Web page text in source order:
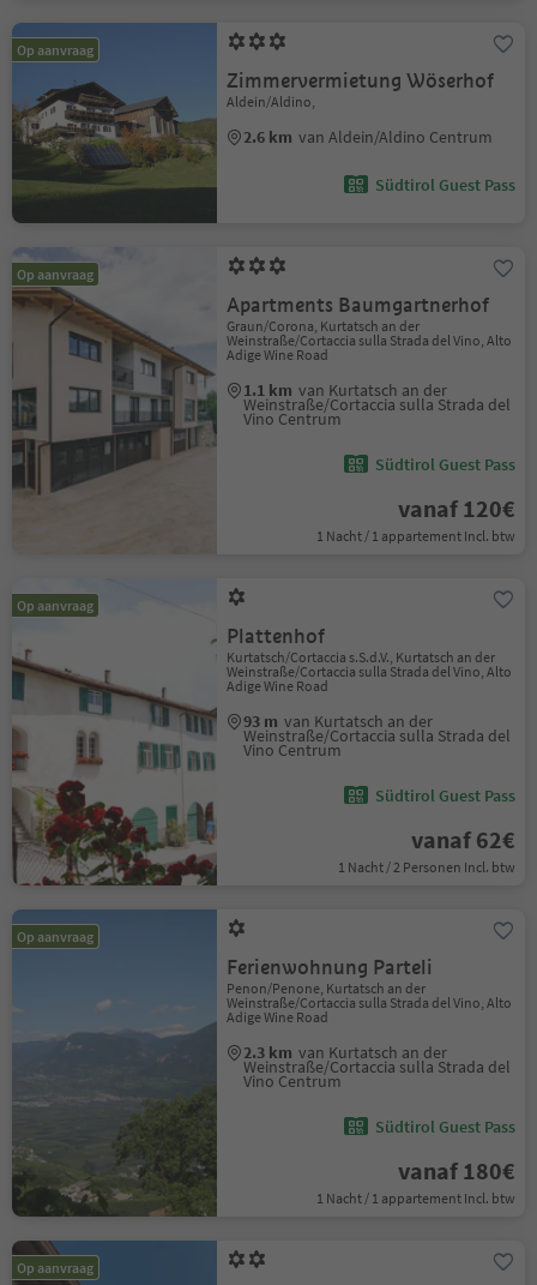
Op aanvraag
Zimmervermietung Wöserhof
Aldein/Aldino,
2.6 km van Aldein/Aldino Centrum
Südtirol Guest Pass
Op aanvraag
Apartments Baumgartnerhof
Graun/Corona, Kurtatsch an der
Weinstraße/Cortaccia sulla Strada del Vino, Alto
Adige Wine Road
1.1 km van Kurtatsch an der
Weinstraße/Cortaccia sulla Strada del
Vino Centrum
Südtirol Guest Pass
vanaf 120€
1 Nacht / 1 appartement Incl. btw
Op aanvraag
Plattenhof
Kurtatsch/Cortaccia s.S.d.V., Kurtatsch an der
Weinstraße/Cortaccia sulla Strada del Vino, Alto
Adige Wine Road
93 m van Kurtatsch an der
Weinstraße/Cortaccia sulla Strada del
Vino Centrum
Südtirol Guest Pass
vanaf 62€
1 Nacht / 2 Personen Incl. btw
Op aanvraag
Ferienwohnung Parteli
Penon/Penone, Kurtatsch an der
Weinstraße/Cortaccia sulla Strada del Vino, Alto
Adige Wine Road
2.3 km van Kurtatsch an der
Weinstraße/Cortaccia sulla Strada del
Vino Centrum
Südtirol Guest Pass
vanaf 180€
1 Nacht / 1 appartement Incl. btw
Op aanvraag